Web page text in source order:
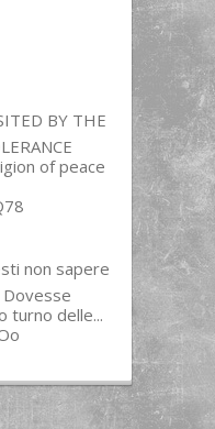
BY THE
of peace
non sapere
Dovesse
turno delle...